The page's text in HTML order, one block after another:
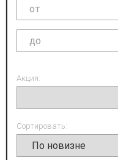
Акция:
Сортировать: